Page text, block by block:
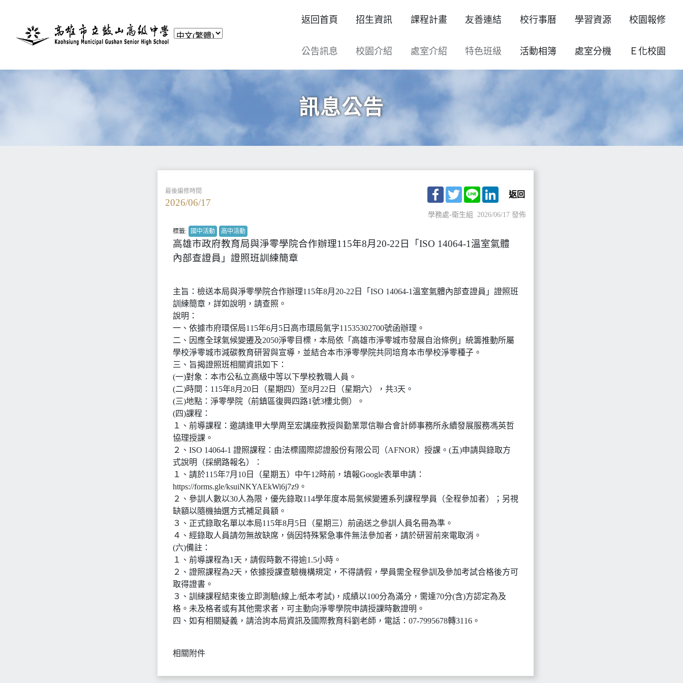
返回首頁 招生資訊 課程計畫 友善連結 校行事曆 學習資源 校園報修
公告訊息 校園介紹 處室介紹 特色班級 活動相簿 處室分機 Ｅ化校園
訊息公告
最後編修時間
2026/06/17
Facebook
TwitterLine LinkedIn
返回
學務處-衛生組 2026/06/17 發佈
標籤: 國中活動 高中活動
高雄市政府教育局與淨零學院合作辦理115年8月20-22日「ISO 14064-1溫室氣體
內部查證員」證照班訓練簡章
主旨：檢送本局與淨零學院合作辦理115年8月20-22日「ISO 14064-1溫室氣體內部查證員」證照班
訓練簡章，詳如說明，請查照。
說明：
一、依據市府環保局115年6月5日高市環局氣字11535302700號函辦理。
二、因應全球氣候變遷及2050淨零目標，本局依「高雄市淨零城市發展自治條例」統籌推動所屬
學校淨零城市減碳教育研習與宣導，並結合本市淨零學院共同培育本市學校淨零種子。
三、旨揭證照班相關資訊如下：
(一)對象：本市公私立高級中等以下學校教職人員。
(二)時間：115年8月20日（星期四）至8月22日（星期六），共3天。
(三)地點：淨零學院（前鎮區復興四路1號3樓北側）。
(四)課程：
１、前導課程：邀請逢甲大學周至宏講座教授與勤業眾信聯合會計師事務所永續發展服務馮英哲
協理授課。
２、ISO 14064-1 證照課程：由法標國際認證股份有限公司（AFNOR）授課。(五)申請與錄取方
式說明（採網路報名）：
１、請於115年7月10日（星期五）中午12時前，填報Google表單申請：
https://forms.gle/ksuiNKYAEkWi6j7z9。
２、參訓人數以30人為限，優先錄取114學年度本局氣候變遷系列課程學員（全程參加者）；另視
缺額以隨機抽選方式補足員額。
３、正式錄取名單以本局115年8月5日（星期三）前函送之參訓人員名冊為準。
４、經錄取人員請勿無故缺席，倘因特殊緊急事件無法參加者，請於研習前來電取消。
(六)備註：
１、前導課程為1天，請假時數不得逾1.5小時。
２、證照課程為2天，依據授課查驗機構規定，不得請假，學員需全程參訓及參加考試合格後方可
取得證書。
３、訓練課程結束後立即測驗(線上/紙本考試)，成績以100分為滿分，需達70分(含)方認定為及
格。未及格者或有其他需求者，可主動向淨零學院申請授課時數證明。
四、如有相關疑義，請洽詢本局資訊及國際教育科劉老師，電話：07-7995678轉3116。
相關附件